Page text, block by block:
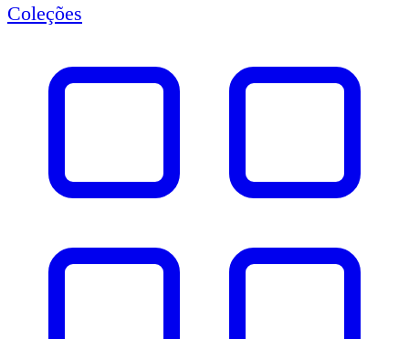
Coleções